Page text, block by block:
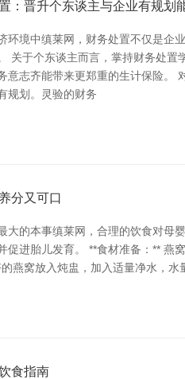
：晋升个东谈主与企业有规划
环境中缜莱网，财务处置不仅是企
关于个东谈主而言，掌持财务处
意志齐能带来更郑重的生计保险。
规划。灵验的财务
分又可口
大的本事缜莱网，合理的饮食对母
促进胎儿发育。 **食材准备：**
燕窝放入炖盅，加入适量净水，
食指南